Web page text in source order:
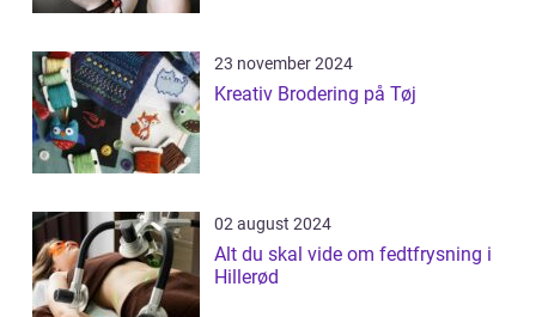
23 november 2024
Kreativ Brodering på Tøj
02 august 2024
Alt du skal vide om fedtfrysning i
Hillerød